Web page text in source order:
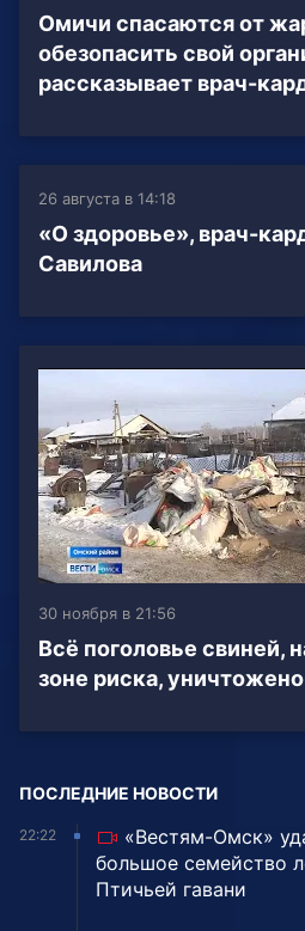
Омичи спасаются от
обезопасить свой
рассказывает врач-
26 августа в 14:18
«О здоровье», врач-
Савилова
30 ноября в 21:56
Всё поголовье свиней,
зоне риска, уничтожено
ПОСЛЕДНИЕ НОВОСТИ
22:22
«Вестям-Омск»
большое семейство
Птичьей гавани